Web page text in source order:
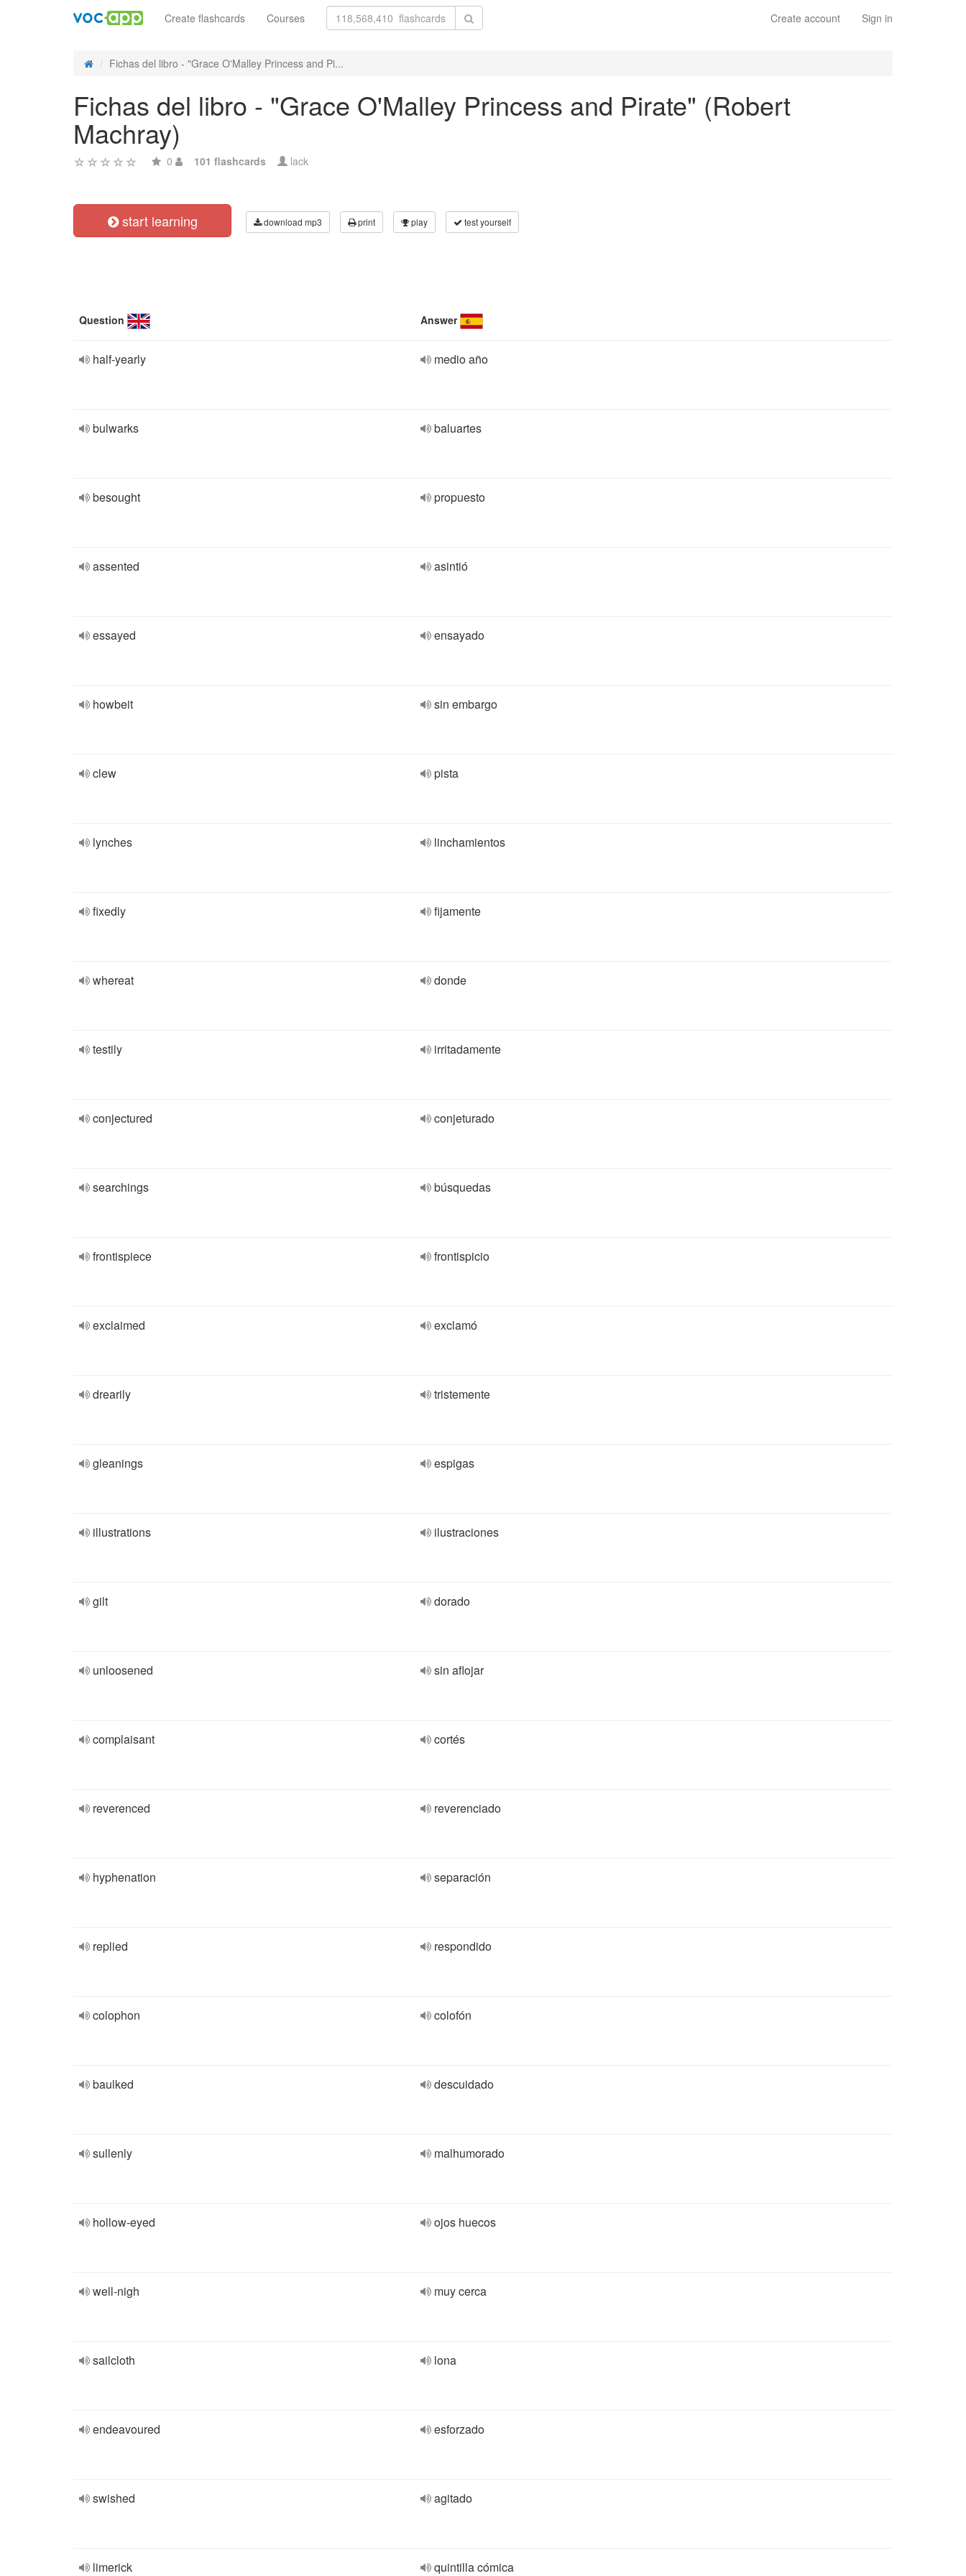
Create account Sign in
Create flashcards Courses
Fichas del libro - "Grace O'Malley Princess and Pi...
Fichas del libro - "Grace O'Malley Princess and Pirate" (Robert
Machray)
0 101 flashcards lack
start learning download mp3 print play test yourself
Question Answer
half-yearly medio año
bulwarks baluartes
besought propuesto
assented asintió
essayed ensayado
howbeit sin embargo
clew pista
lynches linchamientos
fixedly fijamente
whereat donde
testily irritadamente
conjectured conjeturado
searchings búsquedas
frontispiece frontispicio
exclaimed exclamó
drearily tristemente
gleanings espigas
illustrations ilustraciones
gilt dorado
unloosened sin aflojar
complaisant cortés
reverenced reverenciado
hyphenation separación
replied respondido
colophon colofón
baulked descuidado
sullenly malhumorado
hollow-eyed ojos huecos
well-nigh muy cerca
sailcloth lona
endeavoured esforzado
swished agitado
limerick quintilla cómica